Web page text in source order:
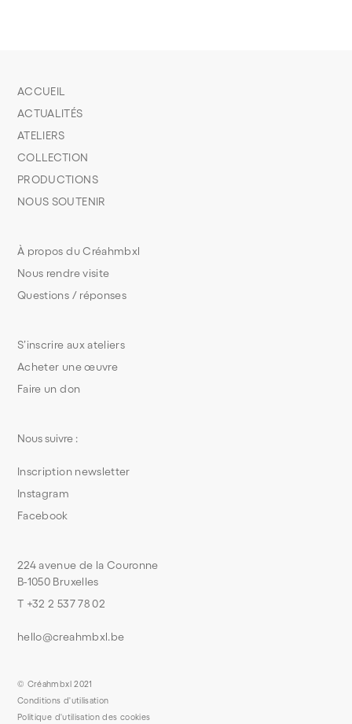
S’inscrire aux ateliers
Acheter une œuvre
Faire un don
À propos du Créahmbxl
Nous rendre visite
Questions / réponses
ACCUEIL
ACTUALITÉS
ATELIERS
COLLECTION
PRODUCTIONS
NOUS SOUTENIR
224 avenue de la Couronne
B-1050 Bruxelles
T +32 2 537 78 02
hello@creahmbxl.be
Nous suivre :
Inscription newsletter
Instagram
Facebook
© Créahmbxl 2021
Conditions d'utilisation
Politique d'utilisation des cookies